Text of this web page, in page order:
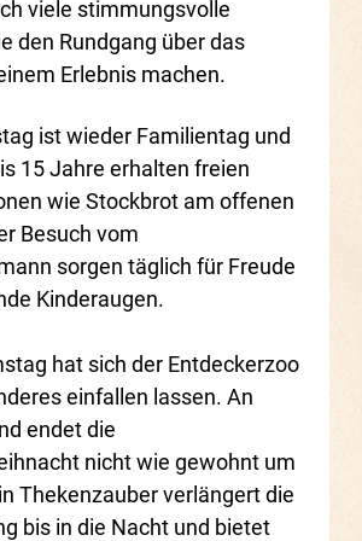
viele stimmungsvolle
den Rundgang über das
Erlebnis machen.
ist wieder Familientag und
15 Jahre erhalten freien
wie Stockbrot am offenen
Besuch vom
sorgen täglich für Freude
Kinderaugen.
hat sich der Entdeckerzoo
einfallen lassen. An
endet die
nicht wie gewohnt um
Thekenzauber verlängert die
bis in die Nacht und bietet